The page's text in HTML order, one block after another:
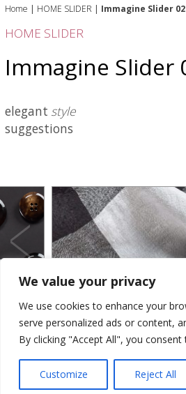
We value your privacy
We use cookies to enhance your
serve personalized ads or content,
By clicking "Accept All", you
Customize Reject All
Home | HOME SLIDER | Immagine Slider 02
HOME SLIDER
Immagine Slider
elegant style
suggestions
Immagine Slider 01
Bernareggio MB | sede legale: via
Vimercate MB | r.e.a.: MB-2559099 |